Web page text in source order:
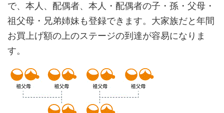
で、本人、配偶者、本人・配偶者の子・孫・父母・
祖父母・兄弟姉妹も登録できます。大家族だと年間
お買上げ額の上のステージの到達が容易になりま
す。